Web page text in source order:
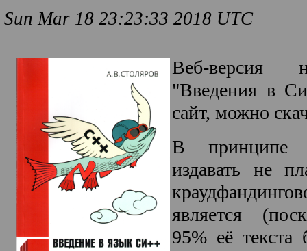
Sun Mar 18 23:23:33 2018 UTC
Веб-версия
"Введения в
сайт, можно
В принципе
издавать не
является
95% её текста